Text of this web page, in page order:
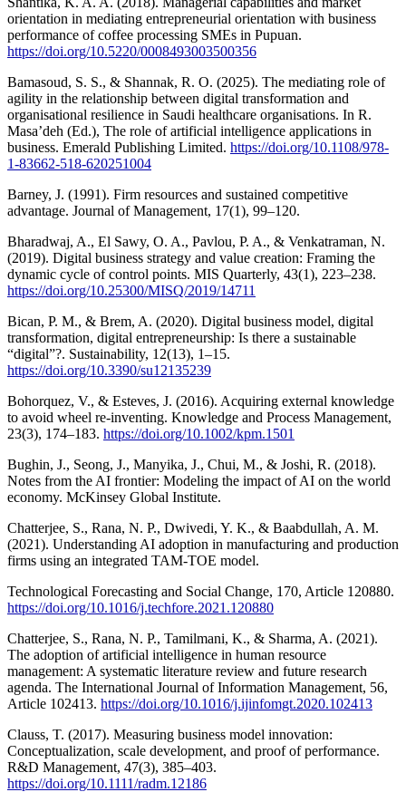
orientation in mediating entrepreneurial orientation with business
performance of coffee processing SMEs in Pupuan.
https://doi.org/10.5220/0008493003500356
Bamasoud, S. S., & Shannak, R. O. (2025). The mediating role of
agility in the relationship between digital transformation and
organisational resilience in Saudi healthcare organisations. In R.
Masa’deh (Ed.), The role of artificial intelligence applications in
business. Emerald Publishing Limited. https://doi.org/10.1108/978-
1-83662-518-620251004
Barney, J. (1991). Firm resources and sustained competitive
advantage. Journal of Management, 17(1), 99–120.
Bharadwaj, A., El Sawy, O. A., Pavlou, P. A., & Venkatraman, N.
(2019). Digital business strategy and value creation: Framing the
dynamic cycle of control points. MIS Quarterly, 43(1), 223–238.
https://doi.org/10.25300/MISQ/2019/14711
Bican, P. M., & Brem, A. (2020). Digital business model, digital
transformation, digital entrepreneurship: Is there a sustainable
“digital”?. Sustainability, 12(13), 1–15.
https://doi.org/10.3390/su12135239
Bohorquez, V., & Esteves, J. (2016). Acquiring external knowledge
to avoid wheel re‐inventing. Knowledge and Process Management,
23(3), 174–183. https://doi.org/10.1002/kpm.1501
Bughin, J., Seong, J., Manyika, J., Chui, M., & Joshi, R. (2018).
Notes from the AI frontier: Modeling the impact of AI on the world
economy. McKinsey Global Institute.
Chatterjee, S., Rana, N. P., Dwivedi, Y. K., & Baabdullah, A. M.
(2021). Understanding AI adoption in manufacturing and production
firms using an integrated TAM-TOE model.
Technological Forecasting and Social Change, 170, Article 120880.
https://doi.org/10.1016/j.techfore.2021.120880
Chatterjee, S., Rana, N. P., Tamilmani, K., & Sharma, A. (2021).
The adoption of artificial intelligence in human resource
management: A systematic literature review and future research
agenda. The International Journal of Information Management, 56,
Article 102413. https://doi.org/10.1016/j.ijinfomgt.2020.102413
Clauss, T. (2017). Measuring business model innovation:
Conceptualization, scale development, and proof of performance.
R&D Management, 47(3), 385–403.
https://doi.org/10.1111/radm.12186